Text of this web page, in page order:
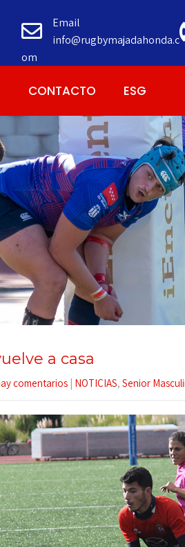
Email
info@rugbymajadahonda.c
om
CONTACTO ESG
a casa
comentarios NOTICIAS, Senior